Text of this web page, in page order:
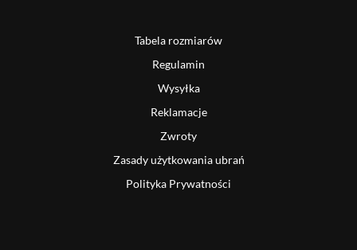
Tabela rozmiarów
Regulamin
Wysyłka
Reklamacje
Zwroty
Zasady użytkowania ubrań
Polityka Prywatności